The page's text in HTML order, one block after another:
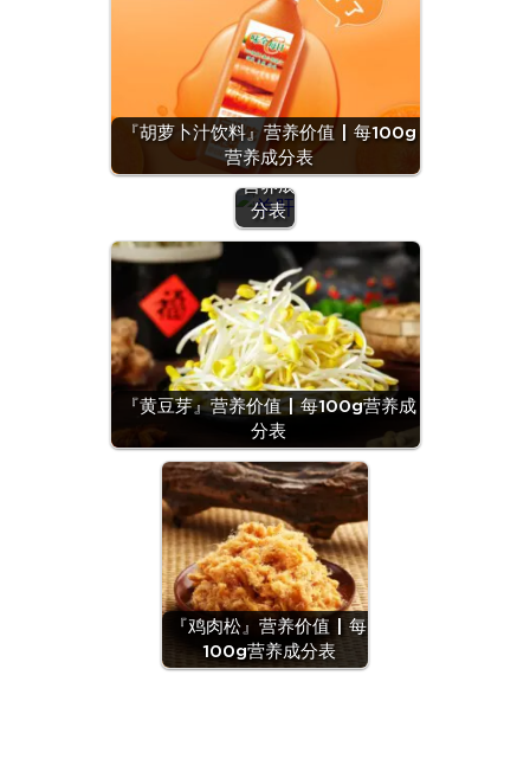
『胡萝卜汁饮料』营养价值 | 每100g
营养成分表
『羊
肝』营
养价值
| 每
100g
营养成
分表
『黄豆芽』营养价值 | 每100g营养成
分表
『鸡肉松』营养价值 | 每
100g营养成分表